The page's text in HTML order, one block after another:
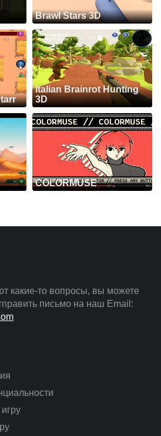
Brawl Stars 3D
Italian Brainrot Hunting
3D
COLORMUSE
какие-то вопросы, вы можете
письмо на наш Email: